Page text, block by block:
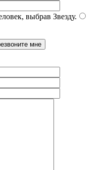
выбрав Звезду.